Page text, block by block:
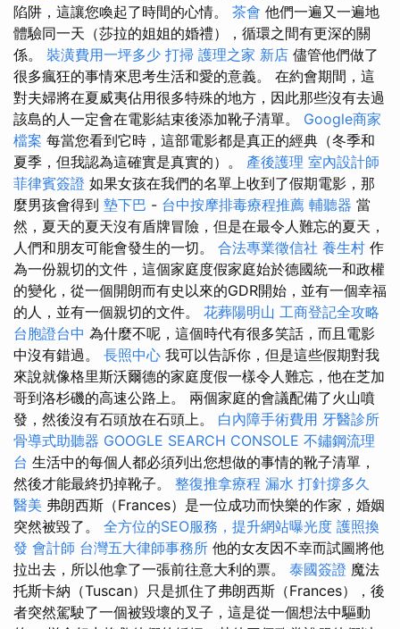
陷阱，這讓您喚起了時間的心情。 茶會 他們一遍又一遍地
體驗同一天（莎拉的姐姐的婚禮），循環之間有更深的關
係。 裝潢費用一坪多少 打掃 護理之家 新店 儘管他們做了
很多瘋狂的事情來思考生活和愛的意義。 在約會期間，這
對夫婦將在夏威夷佔用很多特殊的地方，因此那些沒有去過
該島的人一定會在電影結束後添加靴子清單。 Google商家
檔案 每當您看到它時，這部電影都是真正的經典（冬季和
夏季，但我認為這確實是真實的）。 產後護理 室內設計師
菲律賓簽證 如果女孩在我們的名單上收到了假期電影，那
麼男孩會得到 墊下巴 - 台中按摩排毒療程推薦 輔聽器 當
然，夏天的夏天沒有盾牌冒險，但是在最令人難忘的夏天，
人們和朋友可能會發生的一切。 合法專業徵信社 養生村 作
為一份親切的文件，這個家庭度假家庭始於德國統一和政權
的變化，從一個開朗而有史以來的GDR開始，並有一個幸福
的人，並有一個親切的文件。 花葬陽明山 工商登記全攻略
台胞證台中 為什麼不呢，這個時代有很多笑話，而且電影
中沒有錯過。 長照中心 我可以告訴你，但是這些假期對我
來說就像格里斯沃爾德的家庭度假一樣令人難忘，他在芝加
哥到洛杉磯的高速公路上。 兩個家庭的會議配備了火山噴
發，然後沒有石頭放在石頭上。 白內障手術費用 牙醫診所
骨導式助聽器 GOOGLE SEARCH CONSOLE 不鏽鋼流理
台 生活中的每個人都必須列出您想做的事情的靴子清單，
然後才能最終扔掉靴子。 整復推拿療程 漏水 打針撐多久
醫美 弗朗西斯（Frances）是一位成功而快樂的作家，婚姻
突然被毀了。 全方位的SEO服務，提升網站曝光度 護照換
發 會計師 台灣五大律師事務所 他的女友因不幸而試圖將他
拉出去，所以他拿了一張前往意大利的票。 泰國簽證 魔法
托斯卡納（Tuscan）只是抓住了弗朗西斯（Frances），後
者突然駕駛了一個被毀壞的叉子，這是從一個想法中驅動